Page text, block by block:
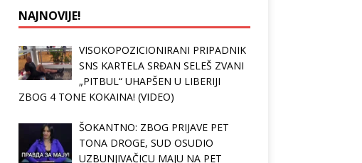
NAJNOVIJE!
VISOKOPOZICIONIRANI PRIPADNIK
SNS KARTELA SRĐAN SELEŠ ZVANI
„PITBUL“ UHAPŠEN U LIBERIJI
ZBOG 4 TONE KOKAINA! (VIDEO)
ŠOKANTNO: ZBOG PRIJAVE PET
TONA DROGE, SUD OSUDIO
UZBUNJIVAČICU MAJU NA PET